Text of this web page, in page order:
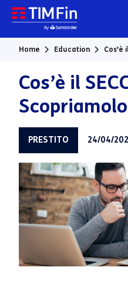
Vai al contenuto principale
Home Education Cos’è
Cos’è il
PRESTITO 24/04/